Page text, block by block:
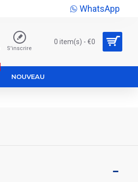
WhatsApp
S'inscrire
0 item(s) - €0
NOUVEAU